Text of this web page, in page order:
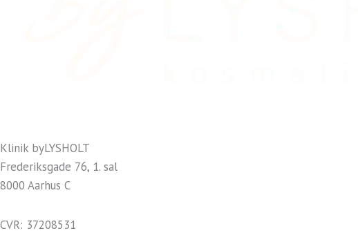
Klinik byLYSHOLT
Frederiksgade 76, 1. sal
8000 Aarhus C
CVR: 37208531